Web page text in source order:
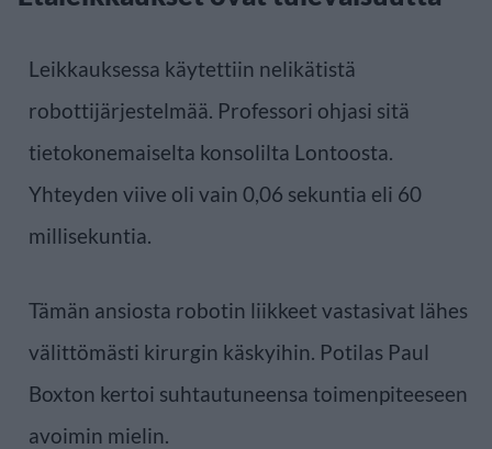
Leikkauksessa käytettiin nelikätistä
robottijärjestelmää. Professori ohjasi sitä
tietokonemaiselta konsolilta Lontoosta.
Yhteyden viive oli vain 0,06 sekuntia eli 60
millisekuntia.
Tämän ansiosta robotin liikkeet vastasivat lähes
välittömästi kirurgin käskyihin. Potilas Paul
Boxton kertoi suhtautuneensa toimenpiteeseen
avoimin mielin.